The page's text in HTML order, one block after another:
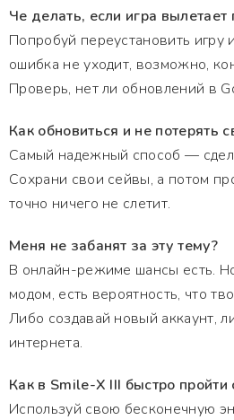
Че делать, если игра вылетает
Попробуй переустановить игру
ошибка не уходит, возможно,
Проверь, нет ли обновлений в
Как обновиться и не потерять
Самый надежный способ —
Сохрани свои сейвы, а потом
точно ничего не слетит.
Меня не забанят за эту тему?
В онлайн-режиме шансы есть.
модом, есть вероятность, что
Либо создавай новый аккаунт,
интернета.
Как в Smile-X III быстро пройти
Используй свою бесконечную